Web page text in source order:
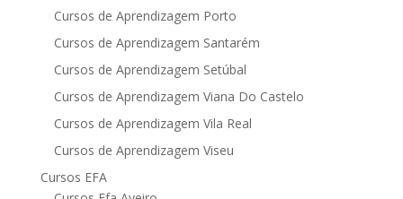
Cursos de Aprendizagem Porto
Cursos de Aprendizagem Santarém
Cursos de Aprendizagem Setúbal
Cursos de Aprendizagem Viana Do Castelo
Cursos de Aprendizagem Vila Real
Cursos de Aprendizagem Viseu
Cursos EFA